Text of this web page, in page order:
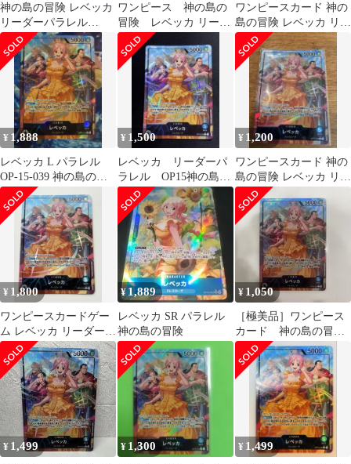
神の島の冒険 レベッカ
リーダーパラレル
OP15-39 【美品】
ワンピース 神の島の
冒険 レベッカ リーダ
ーパラレル
ワンピースカード 神の
島の冒険 レベッカ リー
ダーパラレル
¥ 1,888
レベッカ L パラレル
OP-15-039 神の島の冒
険 リーダーパラレル
¥ 1,500
レベッカ リーダーパ
ラレル OP15神の島の
冒険
¥ 1,200
ワンピースカード 神の
島の冒険 レベッカ リー
ダーパラレル
¥ 1,800
ワンピースカードゲー
ム レベッカ リーダーパ
ラレル OP15-039
¥1,889
レベッカ SR パラレル
神の島の冒険
¥ 1,050
［極美品］ワンピース
カード 神の島の冒
険 レベッカ OP15-
039 パラレル
¥ 1,499 ¥ 1,300 ¥ 1,499